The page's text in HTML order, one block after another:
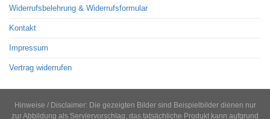
Widerrufsbelehrung & Widerrufsformular
Kontakt
Impressum
Vertrag widerrufen
Hinweise / Disclaimer: Die gezeigten Bilder sind Beispielbilder dienen nur
zur Abbildung als Serviervorschlag, das tatsächliche Produkt kann aufgrund